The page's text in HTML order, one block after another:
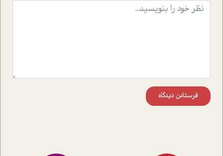
موثرترین راهکارهای استفاده از هوش مصنوعی در حوزه های
فرستادن دیدگاه